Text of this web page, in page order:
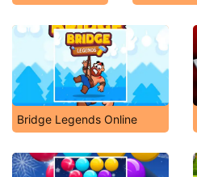
Bridge Legends Online